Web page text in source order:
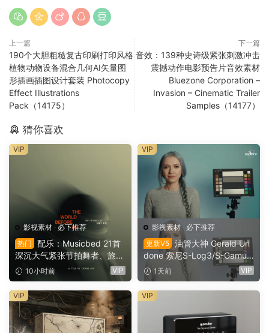
上一篇
190个大胆粗糙复古印刷打印风格
植物动物设备混合几何AI矢量图
形插画插图设计套装 Photocopy
Effect Illustrations
Pack（14175）
下一篇
音效：139种史诗级紧张刺激冲击
震撼动作电影预告片音效素材
Bluezone Corporation –
Invasion – Cinematic Trailer
Samples（14177）
猜你喜欢
影视素材 ·必下推荐
热门
配乐：Musicbed 21首
深沉大气紧张节拍舞者、旅行
场景商业电影广告宣传配乐B
GM视频背景音乐素材（1616
1）
10小时前 VIP
VIP
影视素材 · 必下推荐
更新V5 油管大神 Gerald Un
done 索尼S-Log3/S-Gamut
3.Cine素材色彩还原、监看L
UT调色预设 Gerald Undone
– S-Log3 LUT Pack（1260
2）
1天前 VIP
VIP
VIP VIP